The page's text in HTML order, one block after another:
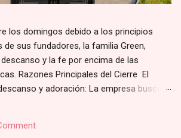
los domingos debido a los principios
sus fundadores, la familia Green,
y la fe por encima de las
Razones Principales del Cierre El
y adoración: La empresa busca
la razón por la que Hobby Lobby cierra
“darles a nuestros empleados y clientes